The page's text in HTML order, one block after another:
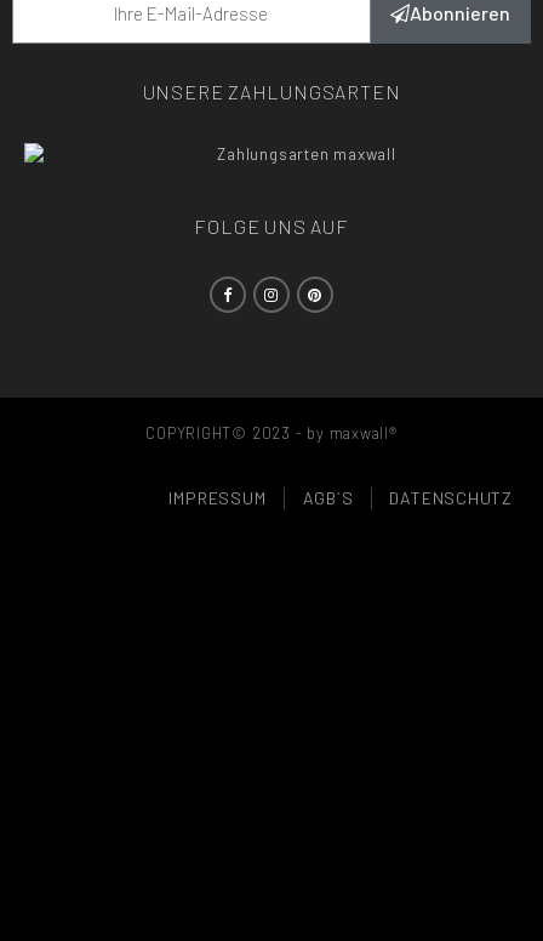
Abonnieren
UNSERE ZAHLUNGSARTEN
FOLGE UNS AUF
COPYRIGHT© 2023 - by maxwall®
IMPRESSUM AGB´S DATENSCHUTZ